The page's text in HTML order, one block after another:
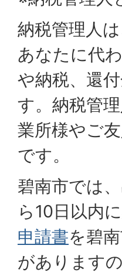
納税管理人
あなたに代
や納税、還
す。納税管
業所様やご
です。
碧南市では
ら10日以内
申請書を碧
があります